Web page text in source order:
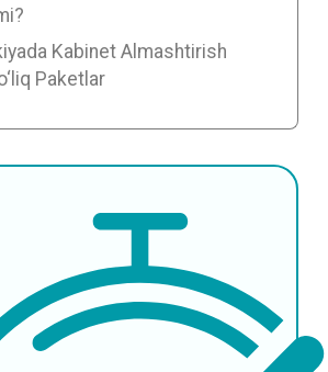
Kabinet Almashtirish
Paketlar